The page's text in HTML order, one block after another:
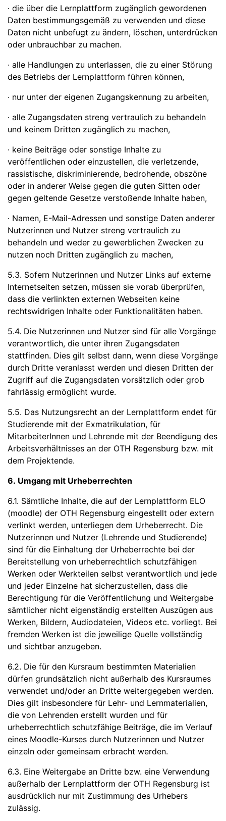
· die über die Lernplattform zugänglich gewordenen
Daten bestimmungsgemäß zu verwenden und diese
Daten nicht unbefugt zu ändern, löschen, unterdrücken
oder unbrauchbar zu machen.
· alle Handlungen zu unterlassen, die zu einer Störung
des Betriebs der Lernplattform führen können,
· nur unter der eigenen Zugangskennung zu arbeiten,
· alle Zugangsdaten streng vertraulich zu behandeln
und keinem Dritten zugänglich zu machen,
· keine Beiträge oder sonstige Inhalte zu
veröffentlichen oder einzustellen, die verletzende,
rassistische, diskriminierende, bedrohende, obszöne
oder in anderer Weise gegen die guten Sitten oder
gegen geltende Gesetze verstoßende Inhalte haben,
· Namen, E-Mail-Adressen und sonstige Daten anderer
Nutzerinnen und Nutzer streng vertraulich zu
behandeln und weder zu gewerblichen Zwecken zu
nutzen noch Dritten zugänglich zu machen,
5.3. Sofern Nutzerinnen und Nutzer Links auf externe
Internetseiten setzen, müssen sie vorab überprüfen,
dass die verlinkten externen Webseiten keine
rechtswidrigen Inhalte oder Funktionalitäten haben.
5.4. Die Nutzerinnen und Nutzer sind für alle Vorgänge
verantwortlich, die unter ihren Zugangsdaten
stattfinden. Dies gilt selbst dann, wenn diese Vorgänge
durch Dritte veranlasst werden und diesen Dritten der
Zugriff auf die Zugangsdaten vorsätzlich oder grob
fahrlässig ermöglicht wurde.
5.5. Das Nutzungsrecht an der Lernplattform endet für
Studierende mit der Exmatrikulation, für
MitarbeiterInnen und Lehrende mit der Beendigung des
Arbeitsverhältnisses an der OTH Regensburg bzw. mit
dem Projektende.
6. Umgang mit Urheberrechten
6.1. Sämtliche Inhalte, die auf der Lernplattform ELO
(moodle) der OTH Regensburg eingestellt oder extern
verlinkt werden, unterliegen dem Urheberrecht. Die
Nutzerinnen und Nutzer (Lehrende und Studierende)
sind für die Einhaltung der Urheberrechte bei der
Bereitstellung von urheberrechtlich schutzfähigen
Werken oder Werkteilen selbst verantwortlich und jede
und jeder Einzelne hat sicherzustellen, dass die
Berechtigung für die Veröffentlichung und Weitergabe
sämtlicher nicht eigenständig erstellten Auszügen aus
Werken, Bildern, Audiodateien, Videos etc. vorliegt. Bei
fremden Werken ist die jeweilige Quelle vollständig
und sichtbar anzugeben.
6.2. Die für den Kursraum bestimmten Materialien
dürfen grundsätzlich nicht außerhalb des Kursraumes
verwendet und/oder an Dritte weitergegeben werden.
Dies gilt insbesondere für Lehr- und Lernmaterialien,
die von Lehrenden erstellt wurden und für
urheberrechtlich schutzfähige Beiträge, die im Verlauf
eines Moodle-Kurses durch Nutzerinnen und Nutzer
einzeln oder gemeinsam erbracht werden.
6.3. Eine Weitergabe an Dritte bzw. eine Verwendung
außerhalb der Lernplattform der OTH Regensburg ist
ausdrücklich nur mit Zustimmung des Urhebers
zulässig.